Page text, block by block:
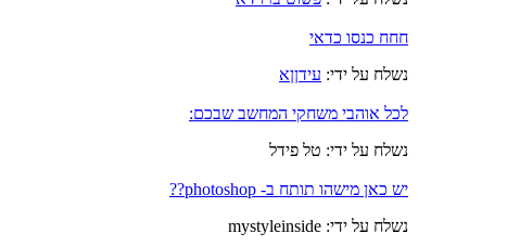
חחח כנסו כדאי
נשלח על ידי: עידןןא
לכל אוהבי משחקי המחשב שבכם:
נשלח על ידי: טל פידל
יש כאן מישהו תותח ב- photoshop??
נשלח על ידי: mystyleinside